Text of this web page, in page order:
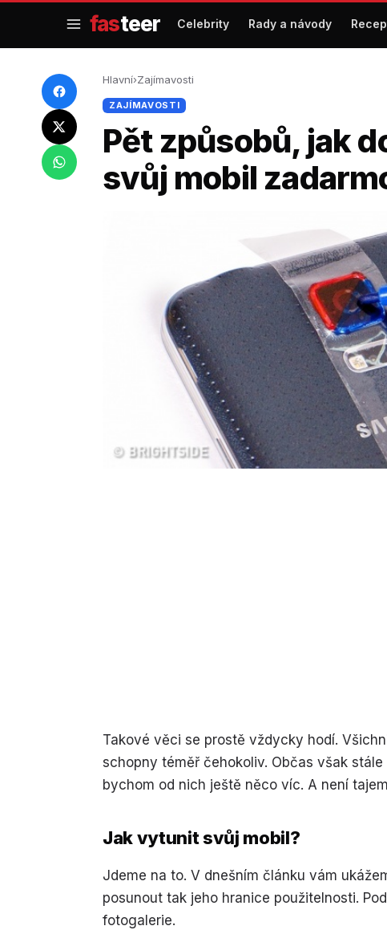
obsah
fasteer Celebrity Rady a návody
Hlavní›Zajímavosti
ZAJÍMAVOSTI
Pět způsobů, jak
svůj mobil
Takové věci se prostě vždycky hodí.
schopny téměř čehokoliv. Občas však
bychom od nich ještě něco víc. A není
Jak vytunit svůj mobil?
Jdeme na to. V dnešním článku vám
posunout tak jeho hranice použitelnosti.
fotogalerie.